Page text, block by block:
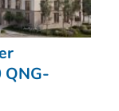
QNG-